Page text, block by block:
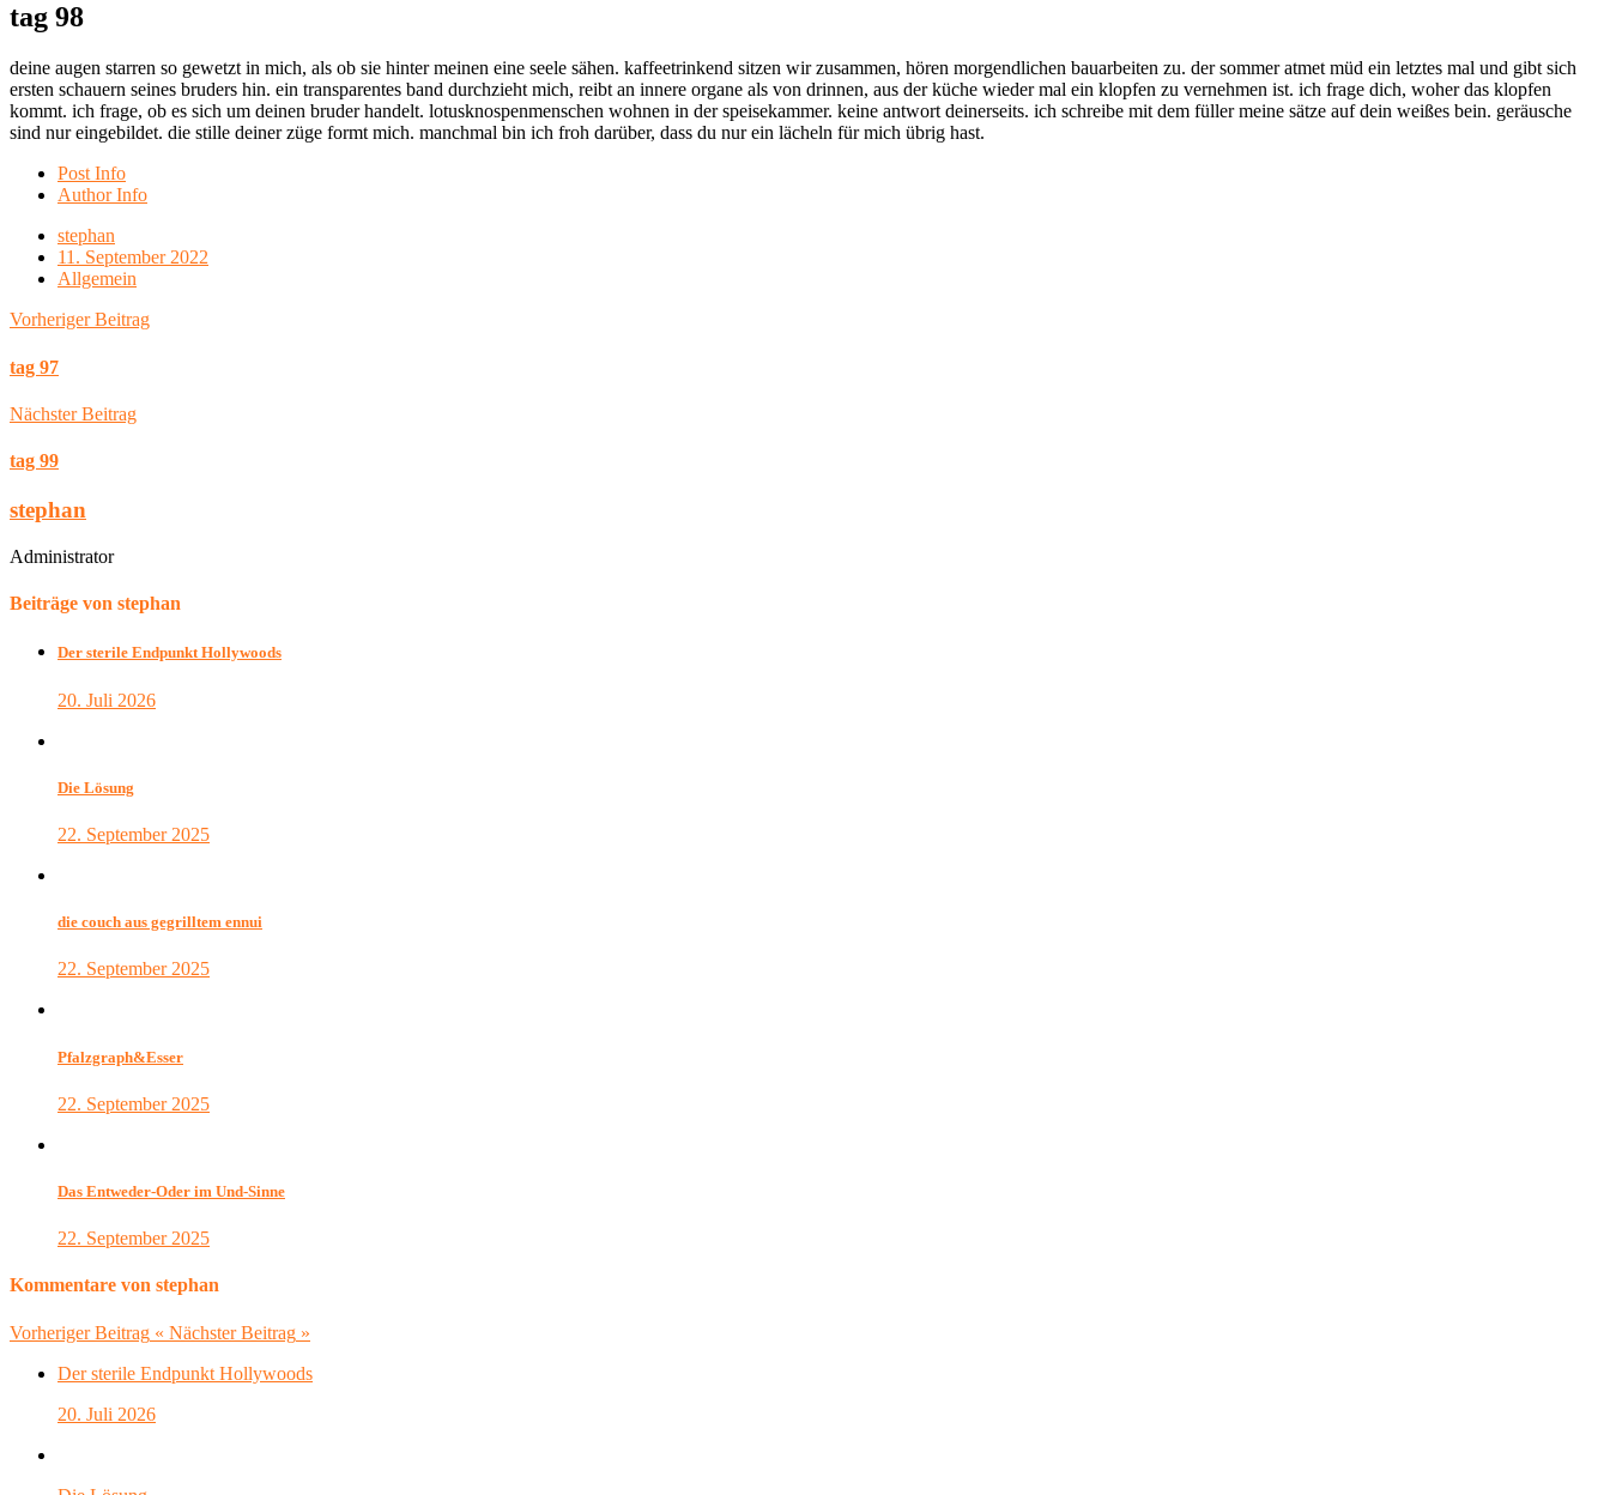
tag 98
deine augen starren so gewetzt in mich, als ob sie hinter meinen eine seele sähen. kaffeetrinkend sitzen wir zusammen, hören morgendlichen bauarbeiten zu. der sommer atmet müd ein letztes mal und gibt sich
ersten schauern seines bruders hin. ein transparentes band durchzieht mich, reibt an innere organe als von drinnen, aus der küche wieder mal ein klopfen zu vernehmen ist. ich frage dich, woher das klopfen
kommt. ich frage, ob es sich um deinen bruder handelt. lotusknospenmenschen wohnen in der speisekammer. keine antwort deinerseits. ich schreibe mit dem füller meine sätze auf dein weißes bein. geräusche
sind nur eingebildet. die stille deiner züge formt mich. manchmal bin ich froh darüber, dass du nur ein lächeln für mich übrig hast.
Post Info
Author Info
stephan
11. September 2022
Allgemein
Vorheriger Beitrag
tag 97
Nächster Beitrag
tag 99
stephan
Administrator
Beiträge von stephan
Der sterile Endpunkt Hollywoods
20. Juli 2026
Die Lösung
22. September 2025
die couch aus gegrilltem ennui
22. September 2025
Pfalzgraph&Esser
22. September 2025
Das Entweder-Oder im Und-Sinne
22. September 2025
Kommentare von stephan
Vorheriger Beitrag « Nächster Beitrag »
Der sterile Endpunkt Hollywoods
20. Juli 2026